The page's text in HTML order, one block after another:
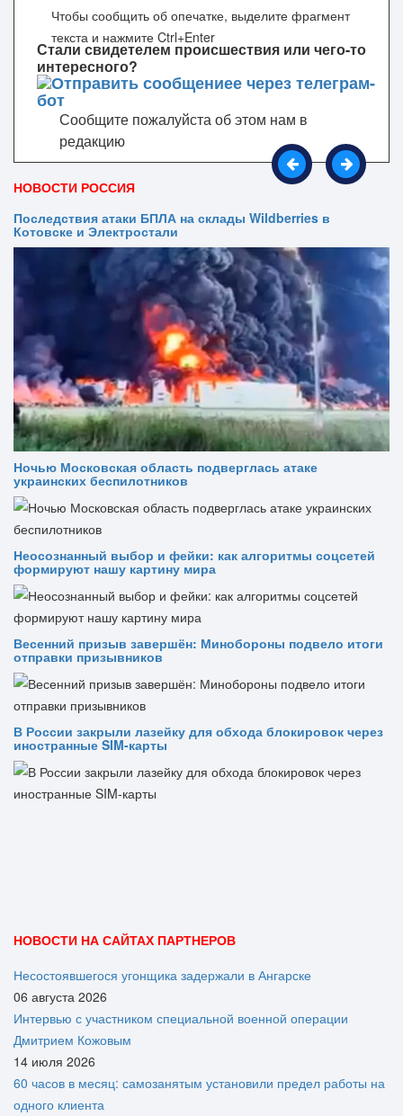
Стали свидетелем происшествия или чего-то
интересного?
Сообщите пожалуйста об этом нам в
редакцию
Чтобы сообщить об опечатке, выделите фрагмент
текста и нажмите Ctrl+Enter
НОВОСТИ РОССИЯ
Последствия атаки БПЛА на склады Wildberries в
Котовске и Электростали
Ночью Московская область подверглась атаке
украинских беспилотников
Неосознанный выбор и фейки: как алгоритмы соцсетей
формируют нашу картину мира
Весенний призыв завершён: Минобороны подвело итоги
отправки призывников
В России закрыли лазейку для обхода блокировок через
иностранные SIM-карты
НОВОСТИ НА САЙТАХ ПАРТНЕРОВ
Несостоявшегося угонщика задержали в Ангарске
06 августа 2026
Интервью с участником специальной военной операции
Дмитрием Кожовым
14 июля 2026
60 часов в месяц: самозанятым установили предел работы на
одного клиента